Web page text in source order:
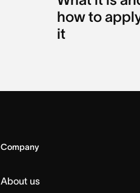
how to
it
Company
About us